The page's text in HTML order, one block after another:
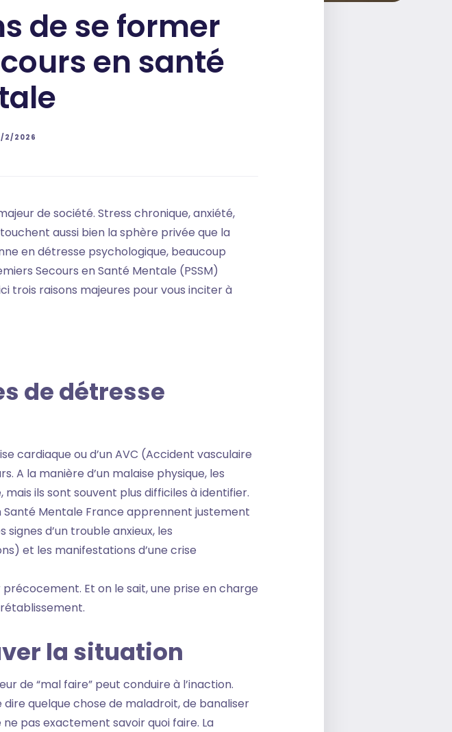
de se former
en santé
2/2026
de société. Stress chronique, anxiété,
aussi bien la sphère privée que la
en détresse psychologique, beaucoup
Secours en Santé Mentale (PSSM)
trois raisons majeures pour vous inciter à
de détresse
cardiaque ou d’un AVC (Accident vasculaire
A la manière d’un malaise physique, les
ils sont souvent plus difficiles à identifier.
Mentale France apprennent justement
d’un trouble anxieux, les
et les manifestations d’une crise
Et on le sait, une prise en charge
la situation
de “mal faire” peut conduire à l’inaction.
quelque chose de maladroit, de banaliser
pas exactement savoir quoi faire. La